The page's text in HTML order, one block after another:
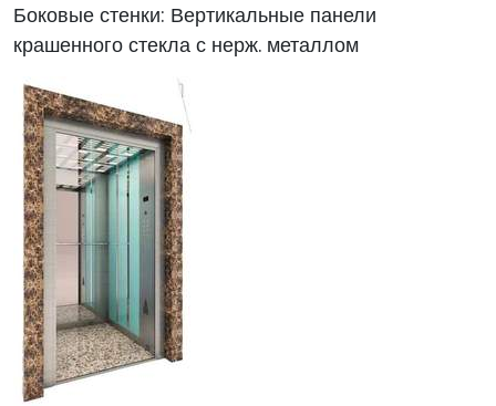
Боковые стенки: Вертикальные панели
крашенного стекла с нерж. металлом